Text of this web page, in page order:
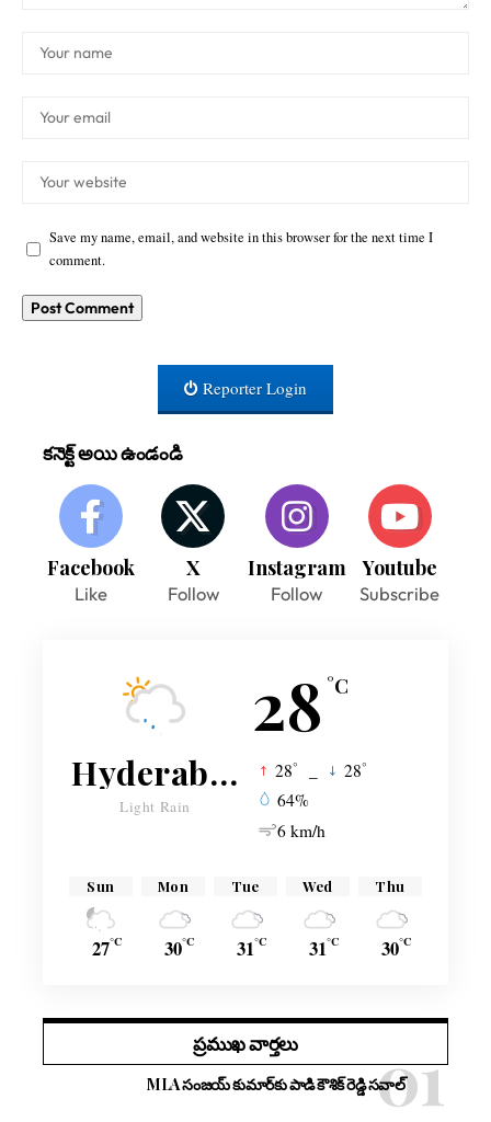
Save my name, email, and website in this browser for the next time I
comment.
Reporter Login
కనెక్ట్ అయి ఉండండి
Facebook
Like
X
Follow
Instagram
Follow
Youtube
Subscribe
28 °C
Hyderabad
Light Rain
28° 28°
64%
6 km/h
Sun
27°C
Mon
30°C
Tue
31°C
Wed
31°C
Thu
30°C
ప్రముఖ వార్తలు
MLA సంజయ్ కుమార్‌కు పాడి కౌశిక్ రెడ్డి సవాల్